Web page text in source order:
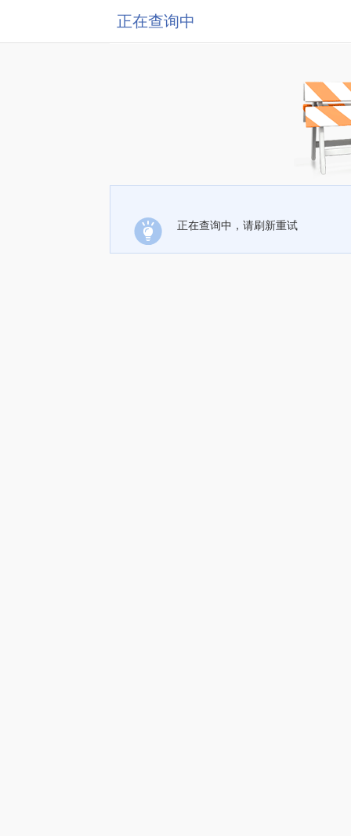
正在查询中
正在查询中，请刷新重试